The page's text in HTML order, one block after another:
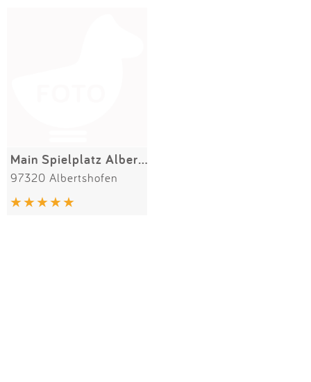
Main Spielplatz Albertshofen
97320 Albertshofen